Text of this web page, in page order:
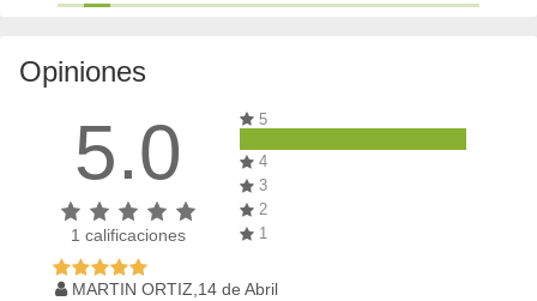
Opiniones
5.0
1 calificaciones
5
4
3
2
1
MARTIN ORTIZ,14 de Abril